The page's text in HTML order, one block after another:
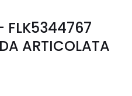
FLK5344767
ARTICOLATA